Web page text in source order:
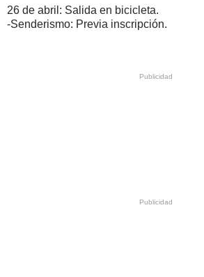
26 de abril: Salida en bicicleta.
-Senderismo: Previa inscripción.